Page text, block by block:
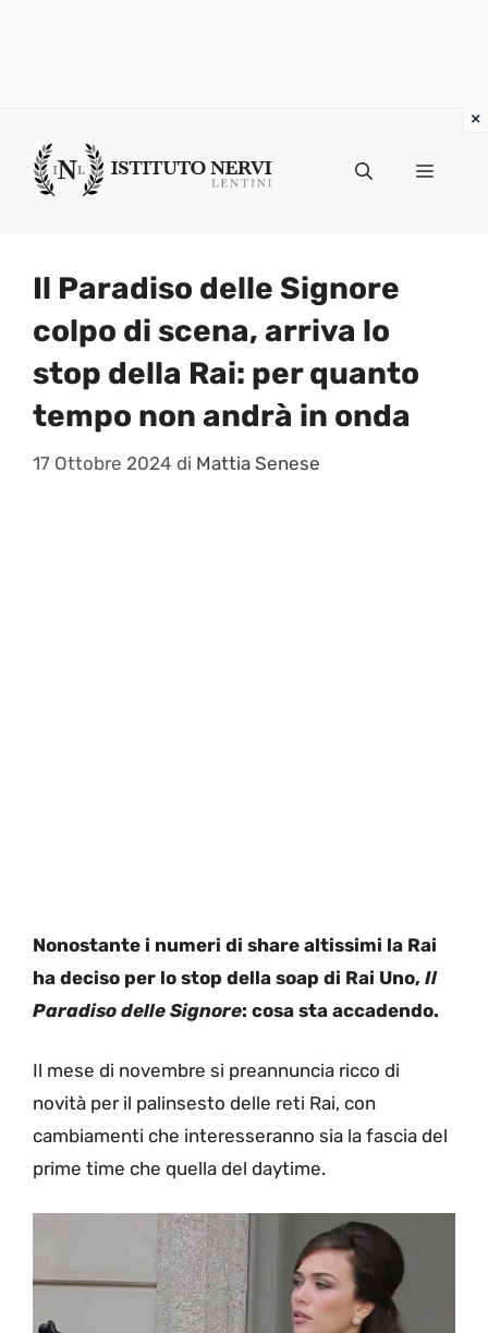
contenuto
Menu
Il Paradiso delle Signore
colpo di scena, arriva lo
stop della Rai: per quanto
tempo non andrà in onda
17 Ottobre 2024 di Mattia Senese
Nonostante i numeri di share altissimi la Rai
ha deciso per lo stop della soap di Rai Uno, Il
Paradiso delle Signore: cosa sta accadendo.
Il mese di novembre si preannuncia ricco di
novità per il palinsesto delle reti Rai, con
cambiamenti che interesseranno sia la fascia del
prime time che quella del daytime.